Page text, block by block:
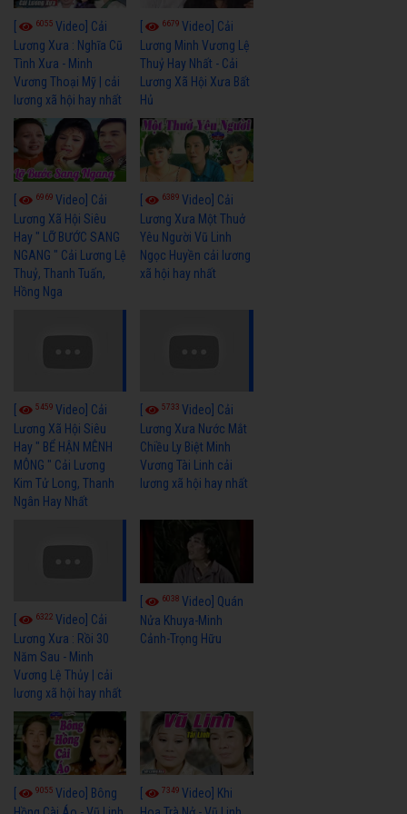
6055 Video] Cải
Lương Xưa : Nghĩa Cũ
Tình Xưa - Minh
Vương Thoại Mỹ | cải
lương xã hội hay nhất
6679Video] Cải
Lương Minh Vương Lệ
Thuỷ Hay Nhất - Cải
Lương Xã Hội Xưa Bất
Hủ
6969 Video] Cải
Lương Xã Hội Siêu
Hay " LỠ BƯỚC SANG
NGANG " Cải Lương Lệ
Thuỷ, Thanh Tuấn,
Hồng Nga
6389Video] Cải
Lương Xưa Một Thuở
Yêu Người Vũ Linh
Ngọc Huyền cải lương
xã hội hay nhất
5459 Video] Cải
Lương Xã Hội Siêu
Hay " BỂ HẬN MÊNH
MÔNG " Cải Lương
Kim Tử Long, Thanh
Ngân Hay Nhất
5733Video] Cải
Lương Xưa Nước Mắt
Chiều Ly Biệt Minh
Vương Tài Linh cải
lương xã hội hay nhất
6322 Video] Cải
Lương Xưa : Rồi 30
Năm Sau - Minh
Vương Lệ Thủy | cải
lương xã hội hay nhất
6038Video] Quán
Nửa Khuya-Minh
Cảnh-Trọng Hữu
9055 Video] Bông
7349Video] Khi